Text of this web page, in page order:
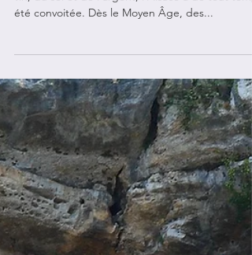
À la croisée des routes commerciales du blé, du